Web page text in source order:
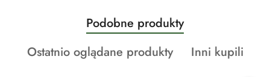
Pomiń karuzelę produktów
Produkty
o
statusie:
Podobne produkty
Produkty
Ostatnio oglądane produkty
Produkty
Inni kupili